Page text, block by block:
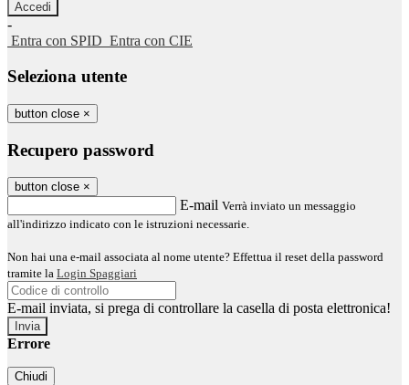
-
Entra con SPID Entra con CIE
Seleziona utente
button close ×
Recupero password
button close ×
E-mail Verrà inviato un messaggio
all'indirizzo indicato con le istruzioni necessarie.
Non hai una e-mail associata al nome utente? Effettua il reset della password
tramite la Login Spaggiari
E-mail inviata, si prega di controllare la casella di posta elettronica!
Errore
Chiudi